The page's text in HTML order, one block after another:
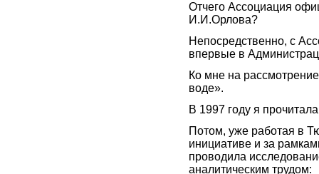
Отчего Ассоциация
И.И.Орлова?
Непосредственно, с
впервые в
Ко мне на
воде».
В 1997 году я
Потом, уже работая в
инициативе и за
проводила
аналитическим трудом: